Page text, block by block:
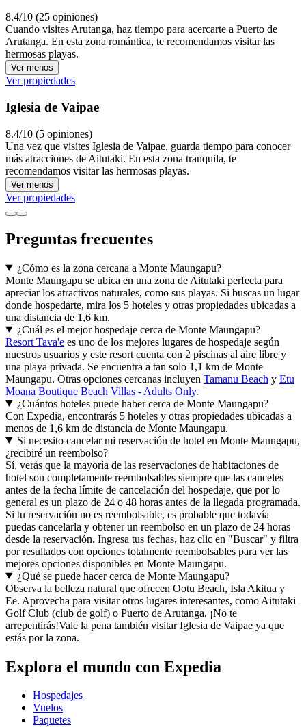
8.4/10 (25 opiniones)
Cuando visites Arutanga, haz tiempo para acercarte a Puerto de
Arutanga. En esta zona romántica, te recomendamos visitar las
hermosas playas.
Ver menos
Ver propiedades
Iglesia de Vaipae
8.4/10 (5 opiniones)
Una vez que visites Iglesia de Vaipae, guarda tiempo para conocer
más atracciones de Aitutaki. En esta zona tranquila, te
recomendamos visitar las hermosas playas.
Ver menos
Ver propiedades
Preguntas frecuentes
¿Cómo es la zona cercana a Monte Maungapu?
Monte Maungapu se ubica en una zona de Aitutaki perfecta para
apreciar los atractivos naturales, como sus playas. Si buscas un lugar
donde hospedarte, mira los 5 hoteles y otras propiedades ubicadas a
una distancia de 1,6 km.
¿Cuál es el mejor hospedaje cerca de Monte Maungapu?
Resort Tava'e es uno de los mejores lugares de hospedaje según
nuestros usuarios y este resort cuenta con 2 piscinas al aire libre y
una playa privada. Se encuentra a tan solo 1,1 km de Monte
Maungapu. Otras opciones cercanas incluyen Tamanu Beach y Etu
Moana Boutique Beach Villas - Adults Only.
¿Cuántos hoteles puede haber cerca de Monte Maungapu?
Con Expedia, encontrarás 5 hoteles y otras propiedades ubicadas a
menos de 1,6 km de distancia de Monte Maungapu.
Si necesito cancelar mi reservación de hotel en Monte Maungapu,
¿recibiré un reembolso?
Sí, verás que la mayoría de las reservaciones de habitaciones de
hotel son completamente reembolsables siempre que las canceles
antes de la fecha límite de cancelación del hospedaje, que por lo
general es un plazo de 24 o 48 horas antes de la llegada programada.
Si tu reservación no es reembolsable, es probable que todavía
puedas cancelarla y obtener un reembolso en un plazo de 24 horas
desde la reservación. Ingresa tus fechas, haz clic en "Buscar" y filtra
por resultados con opciones totalmente reembolsables para ver las
mejores opciones disponibles en Monte Maungapu.
¿Qué se puede hacer cerca de Monte Maungapu?
Observa la belleza natural que ofrecen Ootu Beach, Isla Akitua y
Ee. Aprovecha para visitar otros lugares interesantes, como Aitutaki
Golf Club (club de golf) o Puerto de Arutanga. ¡No te
arrepentirás!Vale la pena también visitar Iglesia de Vaipae ya que
estás por la zona.
Explora el mundo con Expedia
Hospedajes
Vuelos
Paquetes